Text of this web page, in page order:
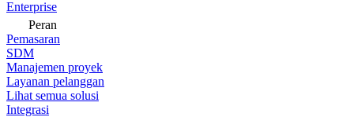
Enterprise
Peran
Pemasaran
SDM
Manajemen proyek
Layanan pelanggan
Lihat semua solusi
Integrasi